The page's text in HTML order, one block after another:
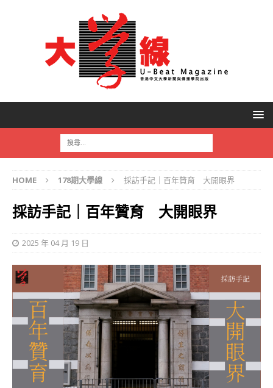
HOME 178期大學線 採訪手記｜百年贊育 大開眼界
採訪手記｜百年贊育 大開眼界
2025 年 04 月 19 日